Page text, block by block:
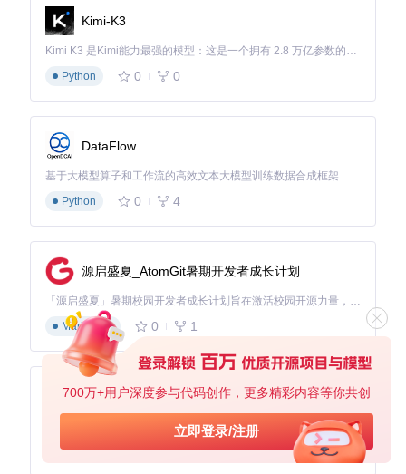
700万+用户深度参与代码创作，更多精彩内容等你共创
立即登录/注册
OpCore Simplify配置页面：直观的选项设置界面，无需手动
编辑复杂的配置文件
自动化EFI生成与验证
只需点击"生成"按钮，系统就会自动创建完整的EFI文件夹结
构，并对配置文件进行多项检查，包括驱动版本兼容性、参数
冲突检测和启动安全性验证。生成的EFI包可以直接用于制作
启动U盘，大大简化了后续操作流程。
你的硬件配置遇到过类似的兼容性问题吗？你认为自动硬件识
别能解决你在黑苹果配置中遇到的主要困难吗？
OpCore Simplify使用教程与新手避坑指南
快速上手步骤
第一步：获取工具
首先需要将项目克隆到本地，打开终端或命令提示符，输入以
下命令：
git clone
这个过程通常需要1-2分钟，具体时间取决于网络速度。
Kimi-K3
Kimi K3 是Kimi能力最强的模型：这是一个拥有 2.8 万亿参数的混合专家（MoE）模型，具备原生视觉理解能力，并支持 100 万 token 的上下文窗口。
Python
0 0
DataFlow
基于大模型算子和工作流的高效文本大模型训练数据合成框架
Python
0 4
源启盛夏_AtomGit暑期开发者成长计划
「源启盛夏」暑期校园开发者成长计划旨在激活校园开源力量，通过积分激励、认证扶持、资源倾斜等形式，引导高校组织和开发者完成「入驻 — 建项目 — 做贡献 — 获认证 — 得资源」的完整闭环。无论你是想带领社团入驻平台的组织者，还是希望用代码贡献证明自己的开发者，都能在这里找到属于你的成长路径。
Markdown
0 1
py-xiaozhi
基于Python的Xiaozhi AI，适用于想要完整Xiaozhi体验而无需拥有专用硬件的用户。
Python
0 1